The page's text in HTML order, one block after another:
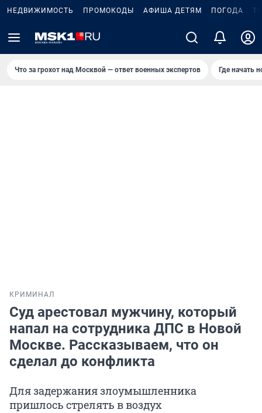
НЕДВИЖИМОСТЬ ПРОМОКОДЫ АФИША ДЕТЯМ ПОГОДА
Что за грохот над Москвой — ответ военных экспертов Где начать
КРИМИНАЛ
Суд арестовал мужчину, который
напал на сотрудника ДПС в Новой
Москве. Рассказываем, что он
сделал до конфликта
Для задержания злоумышленника
пришлось стрелять в воздух